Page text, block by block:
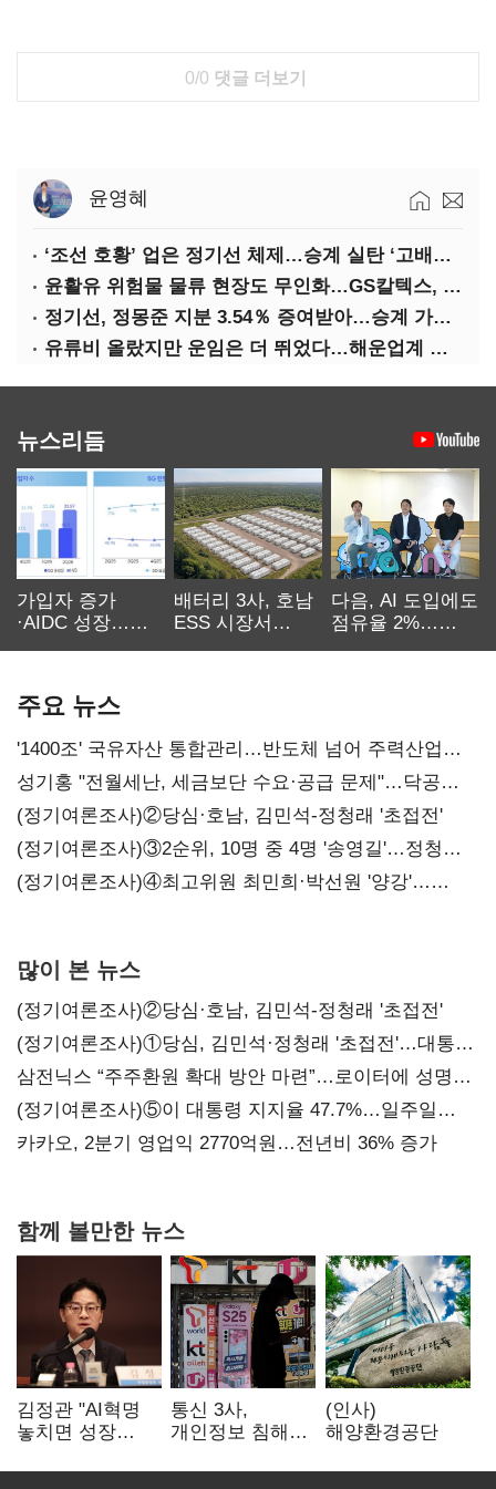
0/0 댓글 더보기
윤영혜
‘조선 호황’ 업은 정기선 체제…승계 실탄 ‘고배당’ 주목
윤활유 위험물 물류 현장도 무인화…GS칼텍스, 디지털 전환 가속
정기선, 정몽준 지분 3.54％ 증여받아…승계 가속화
유류비 올랐지만 운임은 더 뛰었다…해운업계 실적 ‘순항’
뉴스리듬
가입자 증가
·AIDC 성장…
배터리 3사, 호남
ESS 시장서
다음, AI 도입에도
점유율 2%…
주요 뉴스
'1400조' 국유자산 통합관리…반도체 넘어 주력산업
구조혁신
성기홍 "전월세난, 세금보단 수요·공급 문제"…닥공
시사
(정기여론조사)②당심·호남, 김민석-정청래 '초접전'
(정기여론조사)③2순위, 10명 중 4명 '송영길'…정청래
'한 자릿수'
(정기여론조사)④최고위원 최민희·박선원 '양강'…
많이 본 뉴스
(정기여론조사)②당심·호남, 김민석-정청래 '초접전'
(정기여론조사)①당심, 김민석·정청래 '초접전'…대통령
지지도 '50% 아래로'(종합)
삼전닉스 “주주환원 확대 방안 마련”…로이터에 성명
보내
(정기여론조사)⑤이 대통령 지지율 47.7%…일주일
만에 다시 40%대
카카오, 2분기 영업익 2770억원…전년비 36% 증가
함께 볼만한 뉴스
김정관 "AI혁명
놓치면 성장
메가프로젝트·
통신 3사,
개인정보 침해
시정…공정위
(인사)
해양환경공단